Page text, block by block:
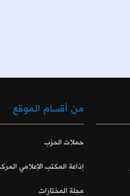
من أقسام الموقع
حملات الحزب
إذاعة المكتب الإعلامي
مجلة المختارات